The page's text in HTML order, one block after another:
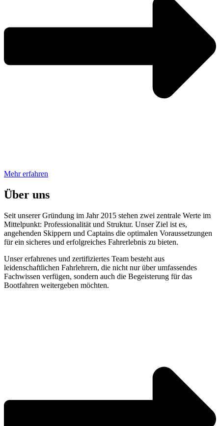
Mehr erfahren
Über uns
Seit unserer Gründung im Jahr 2015 stehen zwei zentrale Werte im
Mittelpunkt: Professionalität und Struktur. Unser Ziel ist es,
angehenden Skippern und Captains die optimalen Voraussetzungen
für ein sicheres und erfolgreiches Fahrerlebnis zu bieten.
Unser erfahrenes und zertifiziertes Team besteht aus
leidenschaftlichen Fahrlehrern, die nicht nur über umfassendes
Fachwissen verfügen, sondern auch die Begeisterung für das
Bootfahren weitergeben möchten.